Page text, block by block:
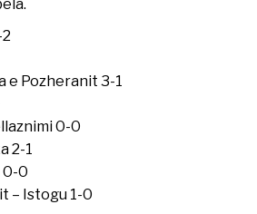
e Pozheranit 3-1
0-0
2-1
0-0
– Istogu 1-0